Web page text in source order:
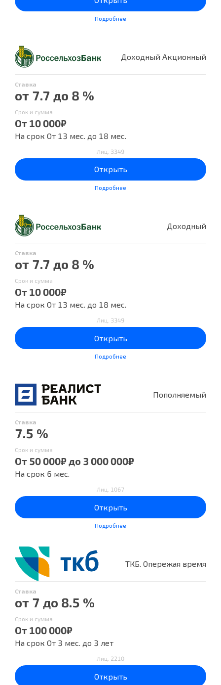
Подробнее
Доходный Акционный
Ставка
от 7.7 до 8 %
Срок и сумма
От 10 000₽
На срок От 13 мес. до 18 мес.
Лиц. 3349
Открыть
Подробнее
Доходный
Ставка
от 7.7 до 8 %
Срок и сумма
От 10 000₽
На срок От 13 мес. до 18 мес.
Лиц. 3349
Открыть
Подробнее
Пополняемый
Ставка
7.5 %
Срок и сумма
От 50 000₽ до 3 000 000₽
На срок 6 мес.
Лиц. 1067
Открыть
Подробнее
ТКБ. Опережая время
Ставка
от 7 до 8.5 %
Срок и сумма
От 100 000₽
На срок От 3 мес. до 3 лет
Лиц. 2210
Открыть